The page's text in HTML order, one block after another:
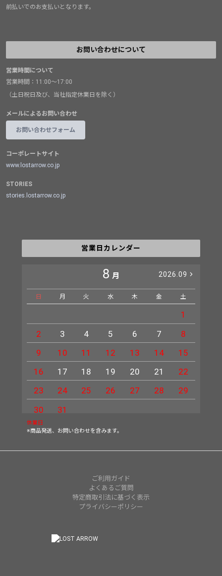
前払いでのお支払いとなります。
お問い合わせについて
営業時間について
営業時間：11:00～17:00
（土日祝日及び、当社指定休業日を除く）
メールによるお問い合わせ
お問い合わせフォーム
コーポレートサイト
www.lostarrow.co.jp
STORIES
stories.lostarrow.co.jp
営業日カレンダー
8 月 2026.09
日 月 火 水 木 金 土
1
2
3 4 5 6 7
8
9
10 11 12 13 14
15
16
17 18 19 20 21
22
23
24 25 26 27 28
29
30
31
休業日
※商品発送、お問い合わせを含みます。
ご利用ガイド
よくあるご質問
特定商取引法に基づく表示
プライバシーポリシー